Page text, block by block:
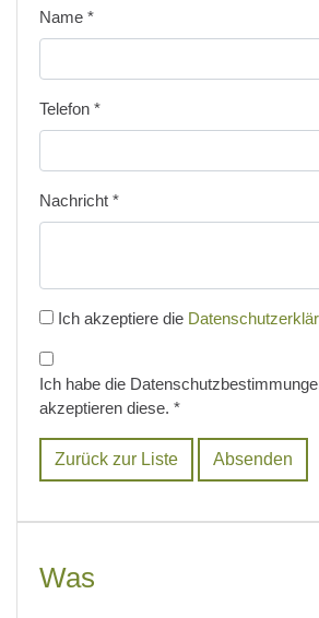
Name *
Telefon *
Nachricht *
Ich akzeptiere die
Ich habe die
akzeptieren diese. *
Zurück zur Liste
Was